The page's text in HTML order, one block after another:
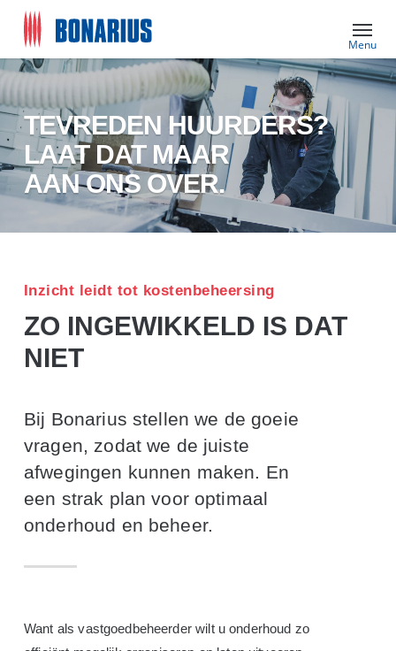
main
content
Menu
TEVREDEN HUURDERS?
LAAT DAT MAAR
AAN ONS OVER.
Inzicht leidt tot kostenbeheersing
ZO INGEWIKKELD IS DAT
NIET
Bij Bonarius stellen we de goeie
vragen, zodat we de juiste
afwegingen kunnen maken. En
een strak plan voor optimaal
onderhoud en beheer.
Want als vastgoedbeheerder wilt u onderhoud zo